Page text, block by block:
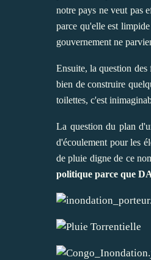
notre pays ne veut pas
parce qu'elle est
gouvernement ne
Ensuite, la question
bien de construire
toilettes, c'est
La question du plan
d'écoulement pour les
de pluie digne de ce
politique parce que